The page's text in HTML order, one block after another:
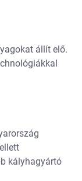
állít elő.
kályhagyártó